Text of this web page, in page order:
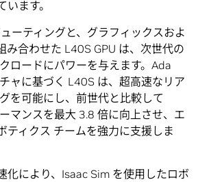
ます。
ーティングと、グラフィックスおよ
み合わせた L40S GPU は、次世代の
ロードにパワーを与えます。Ada
ャに基づく L40S は、超高速なリア
を可能にし、前世代と比較して
マンスを最大 3.8 倍に向上させ、エ
ティクス チームを強力に支援しま
化により、Isaac Sim を使用したロボ